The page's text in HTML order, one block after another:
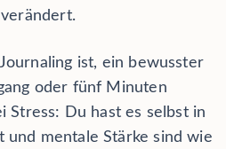
ist, ein bewusster
oder fünf Minuten
Stress: Du hast es selbst in
und mentale Stärke sind wie